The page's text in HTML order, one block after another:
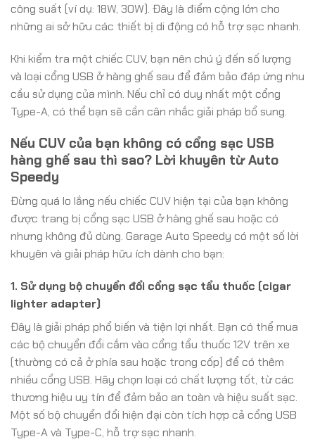
công suất (ví dụ: 18W, 30W). Đây là điểm cộng lớn cho
những ai sở hữu các thiết bị di động có hỗ trợ sạc nhanh.
Khi kiểm tra một chiếc CUV, bạn nên chú ý đến số lượng
và loại cổng USB ở hàng ghế sau để đảm bảo đáp ứng nhu
cầu sử dụng của mình. Nếu chỉ có duy nhất một cổng
Type-A, có thể bạn sẽ cần cân nhắc giải pháp bổ sung.
Nếu CUV của bạn không có cổng sạc USB
hàng ghế sau thì sao? Lời khuyên từ Auto
Speedy
Đừng quá lo lắng nếu chiếc CUV hiện tại của bạn không
được trang bị cổng sạc USB ở hàng ghế sau hoặc có
nhưng không đủ dùng. Garage Auto Speedy có một số lời
khuyên và giải pháp hữu ích dành cho bạn:
1. Sử dụng bộ chuyển đổi cổng sạc tẩu thuốc (cigar
lighter adapter)
Đây là giải pháp phổ biến và tiện lợi nhất. Bạn có thể mua
các bộ chuyển đổi cắm vào cổng tẩu thuốc 12V trên xe
(thường có cả ở phía sau hoặc trong cốp) để có thêm
nhiều cổng USB. Hãy chọn loại có chất lượng tốt, từ các
thương hiệu uy tín để đảm bảo an toàn và hiệu suất sạc.
Một số bộ chuyển đổi hiện đại còn tích hợp cả cổng USB
Type-A và Type-C, hỗ trợ sạc nhanh.